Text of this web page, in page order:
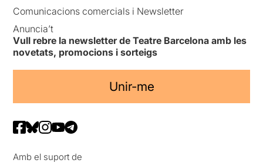
Comunicacions comercials i Newsletter
Anuncia’t
Vull rebre la newsletter de Teatre Barcelona amb les
novetats, promocions i sorteigs
Unir-me
Amb el suport de